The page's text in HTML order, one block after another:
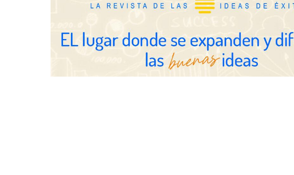
Gestoría Online reduce a unas